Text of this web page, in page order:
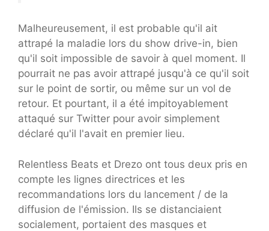
Malheureusement, il est probable qu'il ait
attrapé la maladie lors du show drive-in, bien
qu'il soit impossible de savoir à quel moment. Il
pourrait ne pas avoir attrapé jusqu'à ce qu'il soit
sur le point de sortir, ou même sur un vol de
retour. Et pourtant, il a été impitoyablement
attaqué sur Twitter pour avoir simplement
déclaré qu'il l'avait en premier lieu.
Relentless Beats et Drezo ont tous deux pris en
compte les lignes directrices et les
recommandations lors du lancement / de la
diffusion de l'émission. Ils se distanciaient
socialement, portaient des masques et